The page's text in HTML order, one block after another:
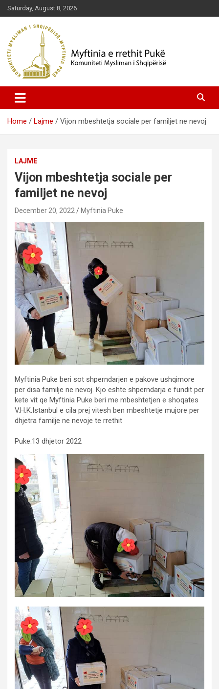
Skip
to
content
Saturday, August 8, 2026
Myftinia Pukë | Faqja Zyrtare
Home Lajme Vijon mbeshtetja sociale per familjet ne nevoj
LAJME
Vijon mbeshtetja sociale per
familjet ne nevoj
December 20, 2022 Myftinia Puke
Myftinia Puke beri sot shperndarjen e pakove ushqimore
per disa familje ne nevoj. Kjo eshte shperndarja e fundit per
kete vit qe Myftinia Puke beri me mbeshtetjen e shoqates
V.H.K.Istanbul e cila prej vitesh ben mbeshtetje mujore per
dhjetra familje ne nevoje te rrethit
Puke.13 dhjetor 2022